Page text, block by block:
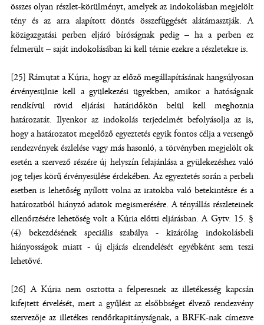
összes olyan részlet-körülményt, amelyek az indokolásban megjelölt
tény és az arra alapított döntés összefüggését alátámasztják. A
közigazgatási perben eljáró bíróságnak pedig – ha a perben ez
felmerült – saját indokolásában ki kell térnie ezekre a részletekre is.
[25] Rámutat a Kúria, hogy az előző megállapításának hangsúlyosan
érvényesülnie kell a gyülekezési ügyekben, amikor a hatóságnak
rendkívül rövid eljárási határidőkön belül kell meghoznia
határozatát. Ilyenkor az indokolás terjedelmét befolyásolja az is,
hogy a határozatot megelőző egyeztetés egyik fontos célja a versengő
rendezvények észlelése vagy más hasonló, a törvényben megjelölt ok
esetén a szervező részére új helyszín felajánlása a gyülekezéshez való
jog teljes körű érvényesülése érdekében. Az egyeztetés során a perbeli
esetben is lehetőség nyílott volna az iratokba való betekintésre és a
határozatból hiányzó adatok megismerésére. A tényállás részleteinek
ellenőrzésére lehetőség volt a Kúria előtti eljárásban. A Gytv. 15. §
(4) bekezdésének speciális szabálya - kizárólag indokolásbeli
hiányosságok miatt - új eljárás elrendelését egyébként sem teszi
lehetővé.
[26] A Kúria nem osztotta a felperesnek az illetékesség kapcsán
kifejtett érvelését, mert a gyűlést az elsőbbséget élvező rendezvény
szervezője az illetékes rendőrkapitányságnak, a BRFK-nak címezve